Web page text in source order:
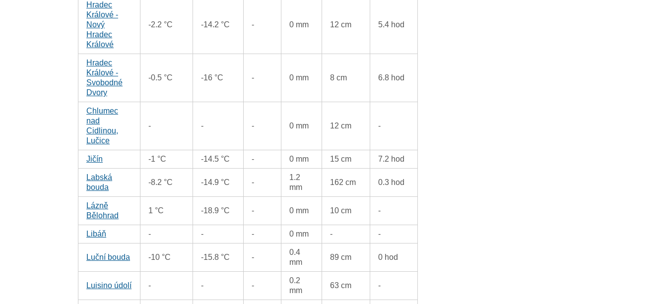
Hradec
Králové -
Nový
Hradec
Králové
-2.2 °C -14.2 °C - 0 mm 12 cm 5.4 hod
Hradec
Králové -
Svobodné
Dvory
-0.5 °C -16 °C - 0 mm 8 cm 6.8 hod
Chlumec
nad
Cidlinou,
Lučice
- - - 0 mm 12 cm -
Jičín -1 °C -14.5 °C - 0 mm 15 cm 7.2 hod
Labská
bouda
-8.2 °C -14.9 °C -
1.2
mm
162 cm 0.3 hod
Lázně
Bělohrad
1 °C -18.9 °C - 0 mm 10 cm -
Libáň - - - 0 mm - -
Luční bouda -10 °C -15.8 °C -
0.4
mm
89 cm 0 hod
Luisino údolí - - -
0.2
mm
63 cm -